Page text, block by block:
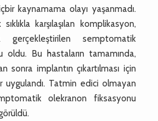
kaynamama olayı yaşanmadı.
karşılaşılan komplikasyon,
gerçekleştirilen semptomatik
Bu hastaların tamamında,
sonra implantın çıkartılması için
uygulandı. Tatmin edici olmayan
olekranon fiksasyonu